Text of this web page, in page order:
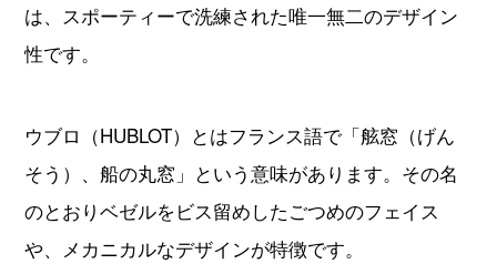
は、スポーティーで洗練された唯一無二のデザイン
性です。
ウブロ（HUBLOT）とはフランス語で「舷窓（げん
そう）、船の丸窓」という意味があります。その名
のとおりベゼルをビス留めしたごつめのフェイス
や、メカニカルなデザインが特徴です。